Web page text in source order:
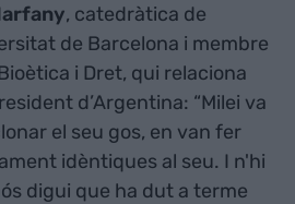
, catedràtica de
de Barcelona i membre
i Dret, qui relaciona
d’Argentina: “Milei va
el seu gos, en van fer
idèntiques al seu. I n'hi
digui que ha dut a terme